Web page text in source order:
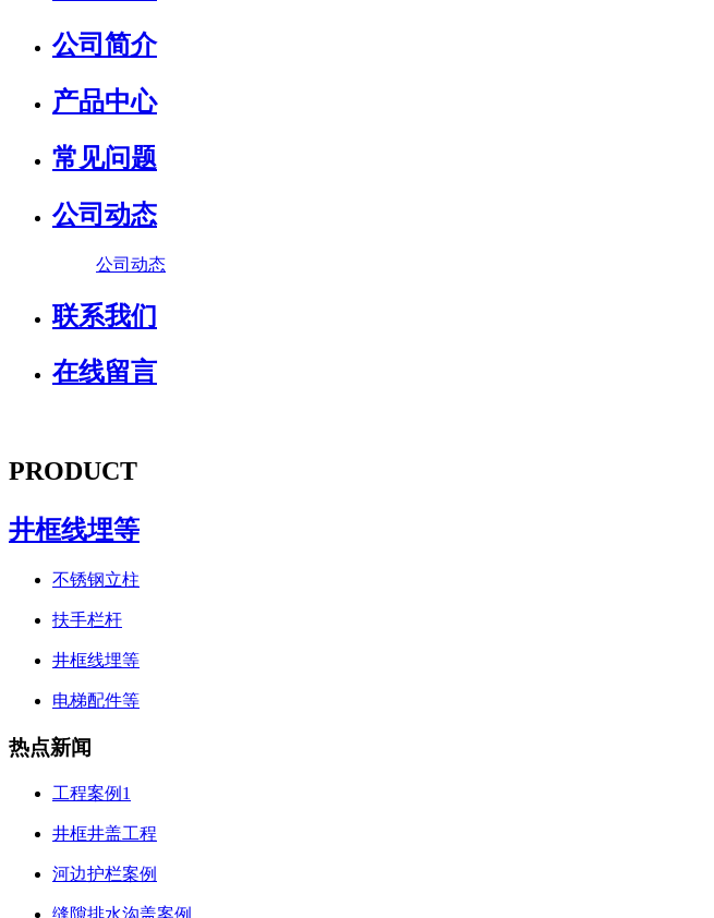
公司简介
产品中心
常见问题
公司动态
公司动态
联系我们
在线留言
PRODUCT
井框线埋等
不锈钢立柱
扶手栏杆
井框线埋等
电梯配件等
热点新闻
工程案例1
井框井盖工程
河边护栏案例
缝隙排水沟盖案例